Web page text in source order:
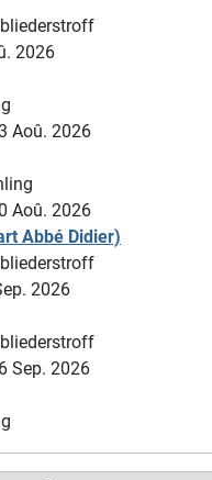
2026
Aoû. 2026
Aoû. 2026
Abbé Didier)
2026
Sep. 2026